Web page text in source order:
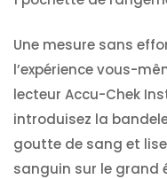
Une mesure sans
l’expérience vous-
lecteur Accu-Chek
introduisez la
goutte de sang et
sanguin sur le grand